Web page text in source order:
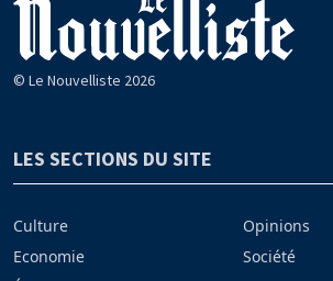
© Le Nouvelliste 2026
LES SECTIONS DU SITE
Culture
Economie
Opinions
Société